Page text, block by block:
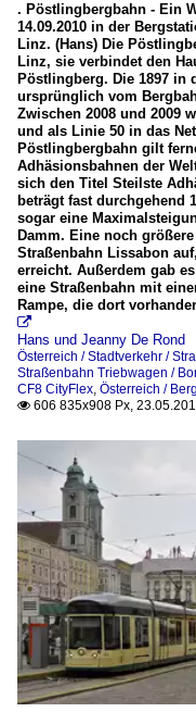
. Pöstlingbergbahn - Ein
14.09.2010 in der
Linz. (Hans) Die
Linz, sie verbindet den
Pöstlingberg. Die 1897 in
ursprünglich vom
Zwischen 2008 und 2009
und als Linie 50 in das
Pöstlingbergbahn gilt
Adhäsionsbahnen der
sich den Titel Steilste
beträgt fast durchgehend
sogar eine
Damm. Eine noch
Straßenbahn Lissabon
erreicht. Außerdem gab
eine Straßenbahn mit
Rampe, die dort

Hans und Jeanny De Rond
Österreich / Stadtverkehr /
Straßenbahn Triebwagen /
CF8 CityFlex, Österreich /
 606 835x908 Px,